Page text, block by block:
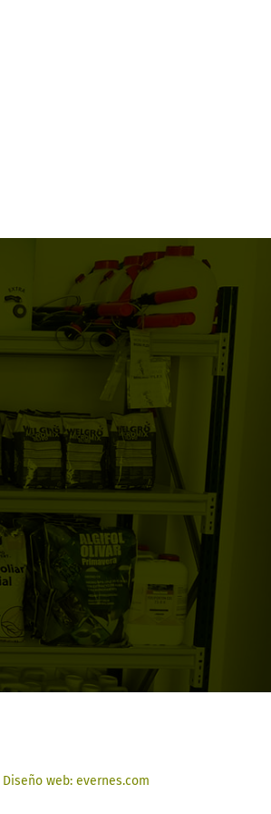
Diseño web: evernes.com